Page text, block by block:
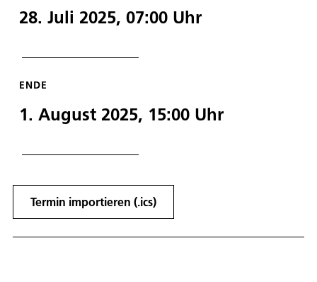
28. Juli 2025, 07:00 Uhr
ENDE
1. August 2025, 15:00 Uhr
Termin importieren (.ics)